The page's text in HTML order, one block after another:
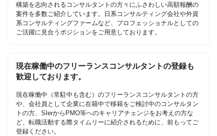
構築を志向されるコンサルタントの方々にふさわしい高額報酬の
案件を多数ご紹介しています。日系コンサルティング会社や外資
系コンサルティングファームなど、プロフェッショナルとしての
ご活躍に見合うポジションをご用意しております。
現在稼働中のフリーランスコンサルタントの登録も
歓迎しております。
現在稼働中（常駐中も含む）のフリーランスコンサルタントの方
や、会社員として企業に在籍中で移籍をご検討中のコンサルタン
トの方、SIerからPMO等へのキャリアチェンジをお考えの方な
ど、転職活動する際タイムリーに紹介されるために、前もってご
登録ください。